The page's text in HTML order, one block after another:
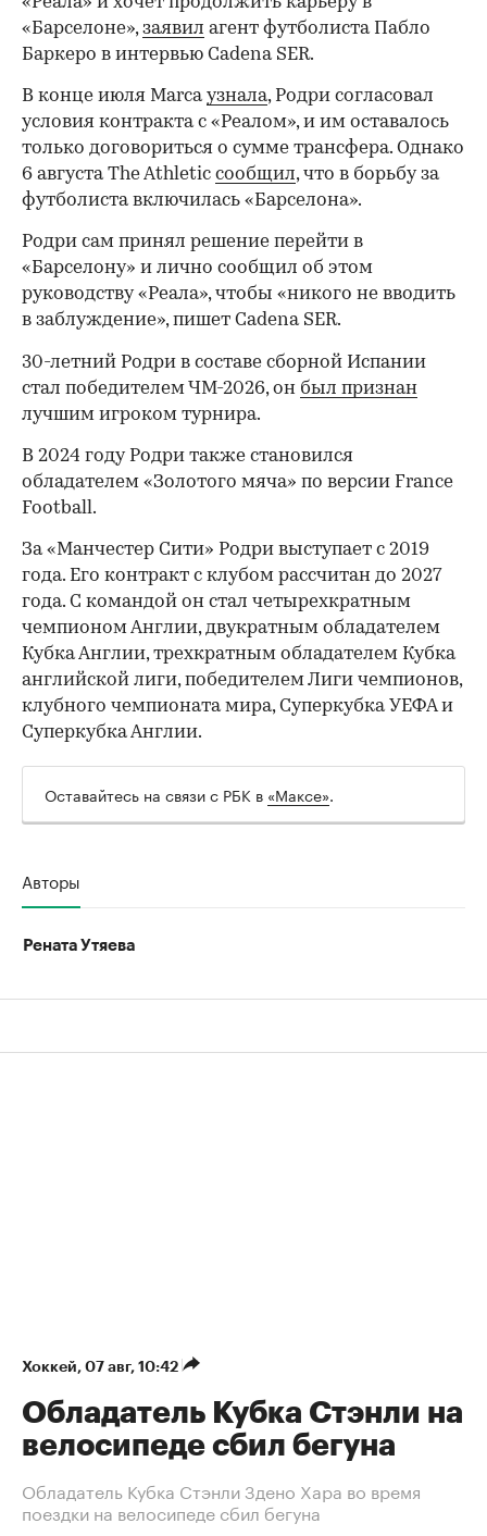
«Барселоне»,заявил агент футболиста Пабло
Баркеро в интервью Cadena SER.
В конце июля Marcaузнала, Родри согласовал
условия контракта с «Реалом», и им оставалось
только договориться о сумме трансфера. Однако
6 августа The Athletic cообщил, что в борьбу за
футболиста включилась «Барселона».
Родри сам принял решение перейти в
«Барселону» и лично сообщил об этом
руководству «Реала», чтобы «никого не вводить
в заблуждение», пишет Cadena SER.
00:00 / 00:00
30-летний Родри в составе сборной Испании
стал победителем ЧМ-2026, он был признан
лучшим игроком турнира.
В 2024 году Родри также становился
обладателем «Золотого мяча» по версии France
Football.
За «Манчестер Сити» Родри выступает с 2019
года. Его контракт с клубом рассчитан до 2027
года. С командой он стал четырехкратным
чемпионом Англии, двукратным обладателем
Кубка Англии, трехкратным обладателем Кубка
английской лиги, победителем Лиги чемпионов,
клубного чемпионата мира, Суперкубка УЕФА и
Суперкубка Англии.
Оставайтесь на связи с РБК в «Максе».
Авторы
Рената Утяева
Хоккей⁠, 07 авг, 10:42
Обладатель Кубка Стэнли на
велосипеде сбил бегуна
Обладатель Кубка Стэнли Здено Хара во время
поездки на велосипеде сбил бегуна